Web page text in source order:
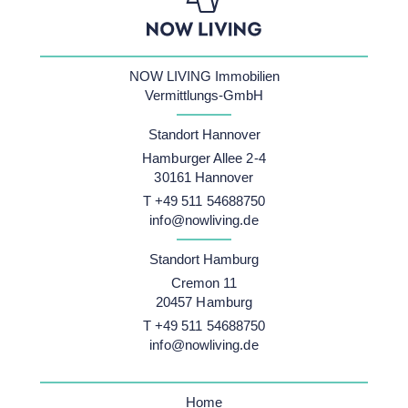
VERKAUFEN
Haus verkaufen
Wohnung verkaufen
Grundstück verkaufen
Mehrfamilienhaus verkaufen
Immobilienbewertung
PARTNERSCHAFT
Kapitalanleger
Architekten
UNTERNEHMEN
NOW LIVING Immobilien
Vermittlungs-GmbH
Standort Hannover
Hamburger Allee 2-4
30161 Hannover
T +49 511 54688750
info@nowliving.de
Standort Hamburg
Cremon 11
20457 Hamburg
T +49 511 54688750
info@nowliving.de
Home